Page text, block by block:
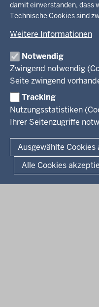
damit einverstanden, dass
Technische Cookies sind
Weitere Informationen
Notwendig
Zwingend notwendig
Seite zwingend
Tracking
Nutzungsstatistiken
Ihrer Seitenzugriffe
Ausgewählte
Alle Cookies
der
Fußzeile
Ministerium
Leitung des Hauses
Organisation
Arbeitgeber Ministerium
Rechtsgrundlagen
Kultur
Wissenschaft, Forschung,
Weiterbildung
Presse
Service
Kontakt
Fußzeile
Datenschutz Erklärung zur